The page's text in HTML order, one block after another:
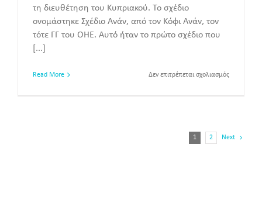
τη διευθέτηση του Κυπριακού. Το σχέδιο
ονομάστηκε Σχέδιο Ανάν, από τον Κόφι Ανάν, τον
τότε ΓΓ του ΟΗΕ. Αυτό ήταν το πρώτο σχέδιο που
[...]
Read More Δεν επιτρέπεται σχολιασμόςστο
1 2 Next